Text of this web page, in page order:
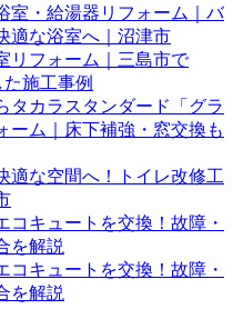
室・給湯器リフォーム｜バ
適な浴室へ｜沼津市
リフォーム｜三島市で
施工事例
タカラスタンダード「グラ
ーム｜床下補強・窓交換も
適な空間へ！トイレ改修工
コキュートを交換！故障・
を解説
コキュートを交換！故障・
を解説